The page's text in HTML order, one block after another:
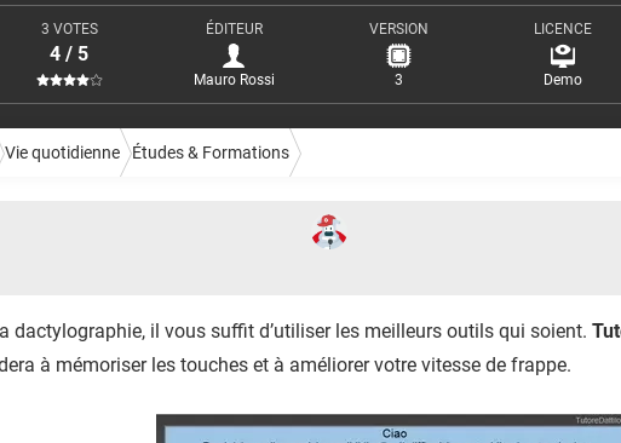
3 VOTES
4 / 5
ÉDITEUR
Mauro Rossi
VERSION
3
LICENCE
Demo
Vie quotidienne Études & Formations
dactylographie, il vous suffit d’utiliser les meilleurs outils qui soient.
à mémoriser les touches et à améliorer votre vitesse de frappe.